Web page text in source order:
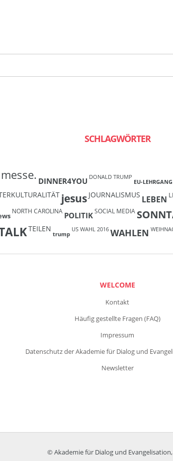
SCHLAGWÖRTER
DINNER4YOU DONALD TRUMP
EU-LEHRGANG
jesus JOURNALISMUS LEBEN
NORTH CAROLINA POLITIKSOCIAL MEDIA
TEILEN
trump
US WAHL 2016 WAHLEN
WELCOME
Kontakt
Häufig gestellte Fragen (FAQ)
Impressum
Datenschutz der Akademie für Dialog und
Newsletter
© Akademie für Dialog und Evangelisation,